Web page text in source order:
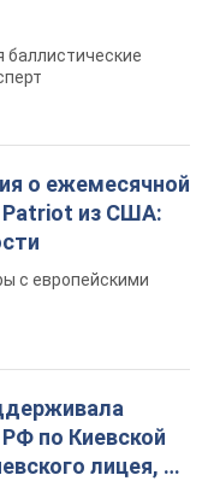
баллистические
о ежемесячной
Patriot из США:
с европейскими
по Киевской
лицея, её